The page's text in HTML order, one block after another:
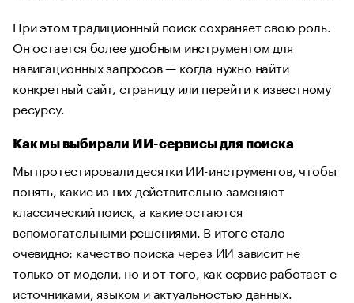
При этом традиционный поиск сохраняет свою роль.
Он остается более удобным инструментом для
навигационных запросов — когда нужно найти
конкретный сайт, страницу или перейти к известному
ресурсу.
Как мы выбирали ИИ-сервисы для поиска
Мы протестировали десятки ИИ-инструментов, чтобы
понять, какие из них действительно заменяют
классический поиск, а какие остаются
вспомогательными решениями. В итоге стало
очевидно: качество поиска через ИИ зависит не
только от модели, но и от того, как сервис работает с
источниками, языком и актуальностью данных.